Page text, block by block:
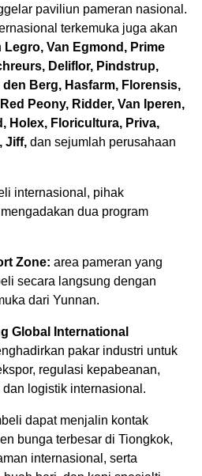
paviliun pameran nasional.
terkemuka juga akan
Legro, Van Egmond, Prime
Deliflor, Pindstrup,
den Berg, Hasfarm, Florensis,
Peony, Ridder, Van Iperen,
Holex, Floricultura, Priva,
Jiff, dan sejumlah perusahaan
internasional, pihak
dua program
Zone: area pameran yang
secara langsung dengan
dari Yunnan.
Global International
pakar industri untuk
regulasi kepabeanan,
logistik internasional.
dapat menjalin kontak
bunga terbesar di Tiongkok,
internasional, serta